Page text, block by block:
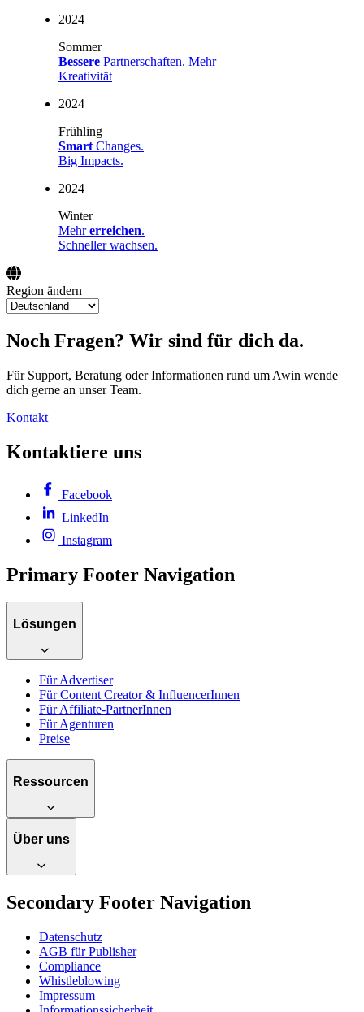
2024
Sommer
Bessere Partnerschaften. Mehr
Kreativität
2024
Frühling
Smart Changes.
Big Impacts.
2024
Winter
Mehrerreichen.
Schneller wachsen.
Region ändern
Noch Fragen? Wir sind für dich da.
Für Support, Beratung oder Informationen rund um Awin wende
dich gerne an unser Team.
Kontakt
Kontaktiere uns
Facebook
LinkedIn
Instagram
Primary Footer Navigation
Lösungen
Für Advertiser
Für Content Creator & InfluencerInnen
Für Affiliate-PartnerInnen
Für Agenturen
Preise
Ressourcen
Über uns
Secondary Footer Navigation
Datenschutz
AGB für Publisher
Compliance
Whistleblowing
Impressum